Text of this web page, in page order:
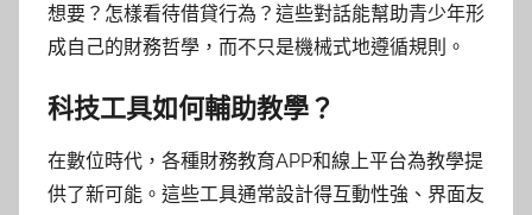
想要？怎樣看待借貸行為？這些對話能幫助青少年形
成自己的財務哲學，而不只是機械式地遵循規則。
科技工具如何輔助教學？
在數位時代，各種財務教育APP和線上平台為教學提
供了新可能。這些工具通常設計得互動性強、界面友